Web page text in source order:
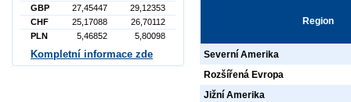
Region
Severní Amerika
Rozšířená Evropa
Jižní Amerika
GBP
27,45447
29,12353
CHF
25,17088
26,70112
PLN
5,46852 5,80098
Kompletní informace zde